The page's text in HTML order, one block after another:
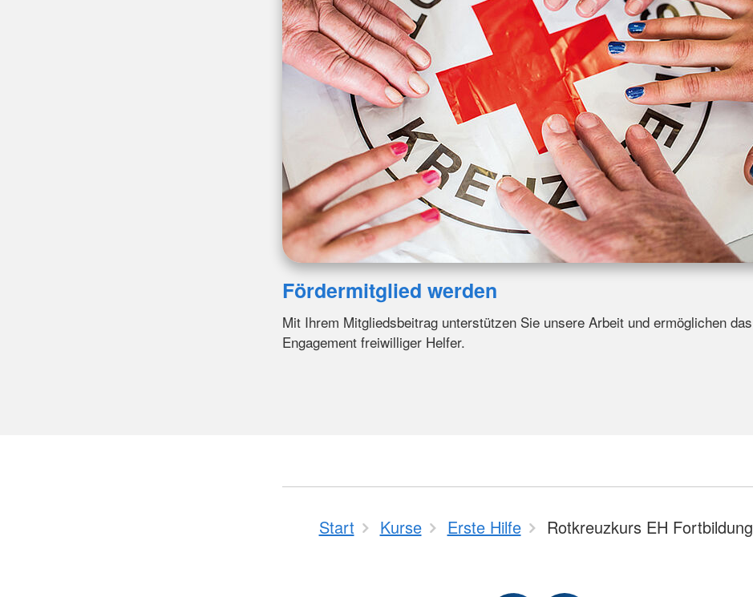
Fördermitglied werden
Mit Ihrem Mitgliedsbeitrag unterstützen Sie unsere Arbeit und ermöglichen das
Engagement freiwilliger Helfer.
Start Kurse Erste Hilfe Rotkreuzkurs EH Fortbildung